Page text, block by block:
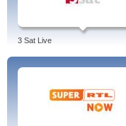
3 Sat Live